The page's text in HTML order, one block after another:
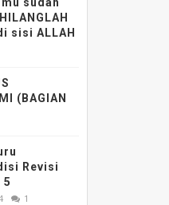
sisi ALLAH
(BAGIAN
Revisi
5
1